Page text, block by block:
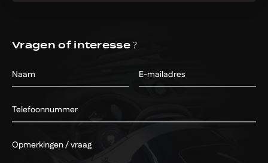
Vragen of interesse ?